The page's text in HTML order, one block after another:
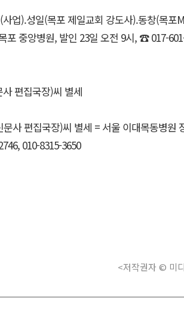
업).성일(목포 제일교회 강도사).동창(목포
포 중앙병원, 발인 23일 오전 9시, ☎ 017-
편집국장)씨 별세
사 편집국장)씨 별세 = 서울 이대목동병원
010-8315-3650
<저작권자 © 미